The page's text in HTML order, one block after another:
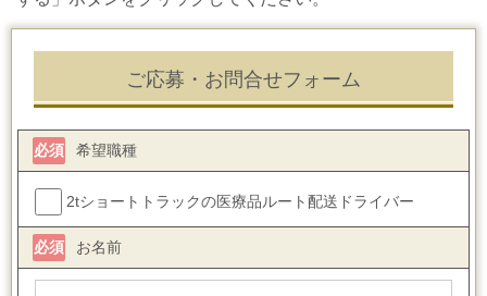
ご応募・お問合せフォーム
希望職種
必須
2tショートトラックの医療品ルート配送ドライバー
お名前
必須